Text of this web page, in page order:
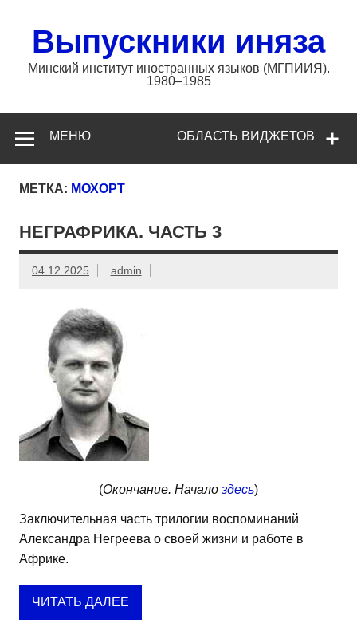
содержимому
Выпускники иняза
Минский институт иностранных языков (МГПИИЯ).
1980–1985
ОБЛАСТЬ ВИДЖЕТОВ
МЕНЮ
МЕТКА: МОХОРТ
НЕГРАФРИКА. ЧАСТЬ 3
04.12.2025 admin
(Окончание. Начало здесь)
Заключительная часть трилогии воспоминаний
Александра Негреева о своей жизни и работе в
Африке.
ЧИТАТЬ ДАЛЕЕ